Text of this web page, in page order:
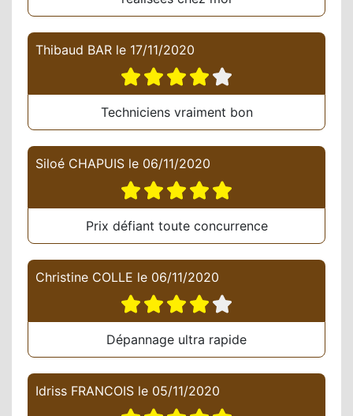
Thibaud BAR le 17/11/2020
Techniciens vraiment bon
Siloé CHAPUIS le 06/11/2020
Prix défiant toute concurrence
Christine COLLE le 06/11/2020
Dépannage ultra rapide
Idriss FRANCOIS le 05/11/2020